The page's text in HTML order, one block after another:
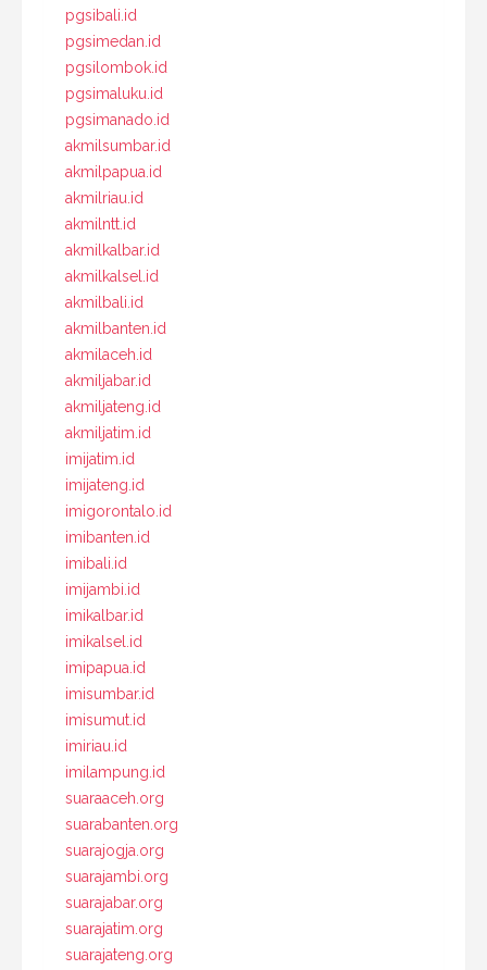
pgsibali.id
pgsimedan.id
pgsilombok.id
pgsimaluku.id
pgsimanado.id
akmilsumbar.id
akmilpapua.id
akmilriau.id
akmilntt.id
akmilkalbar.id
akmilkalsel.id
akmilbali.id
akmilbanten.id
akmilaceh.id
akmiljabar.id
akmiljateng.id
akmiljatim.id
imijatim.id
imijateng.id
imigorontalo.id
imibanten.id
imibali.id
imijambi.id
imikalbar.id
imikalsel.id
imipapua.id
imisumbar.id
imisumut.id
imiriau.id
imilampung.id
suaraaceh.org
suarabanten.org
suarajogja.org
suarajambi.org
suarajabar.org
suarajatim.org
suarajateng.org